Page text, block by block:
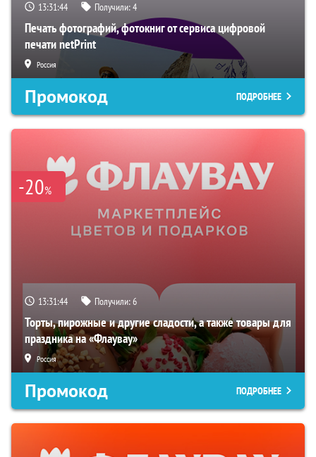
13:31:43 Получили:4
Печать фотографий, фотокниг от сервиса цифровой
печати netPrint
Россия
Промокод ПОДРОБНЕЕ
-20%
13:31:43 Получили:6
Торты, пирожные и другие сладости, а также товары для
праздника на «Флаувау»
Россия
Промокод ПОДРОБНЕЕ